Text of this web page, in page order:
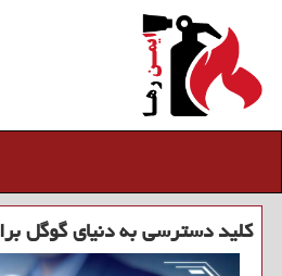
کلید دسترسی به دنیای گوگل